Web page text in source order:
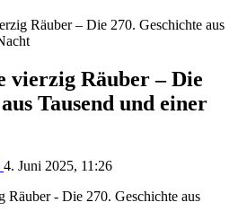
Räuber – Die 270. Geschichte aus
vierzig Räuber – Die
Tausend und einer
4. Juni 2025, 11:26